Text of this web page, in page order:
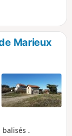
Marieux
balisés .